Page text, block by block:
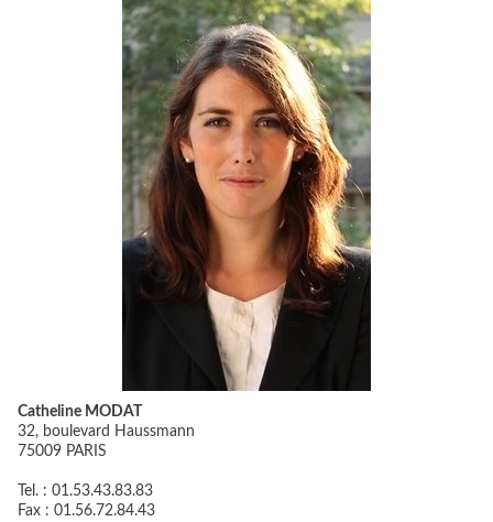
Catheline MODAT
32, boulevard Haussmann
75009 PARIS
Tel. : 01.53.43.83.83
Fax : 01.56.72.84.43